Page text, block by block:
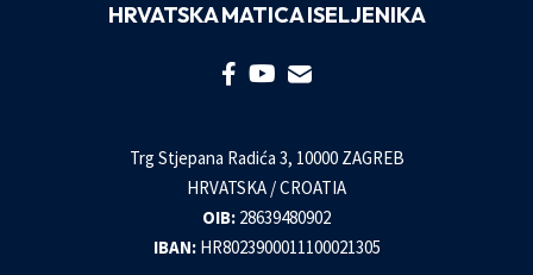
HRVATSKA MATICA ISELJENIKA
Trg Stjepana Radića 3, 10000 ZAGREB
HRVATSKA / CROATIA
OIB: 28639480902
IBAN: HR8023900011100021305